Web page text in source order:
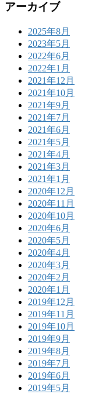
アーカイブ
2025年8月
2023年5月
2022年6月
2022年1月
2021年12月
2021年10月
2021年9月
2021年7月
2021年6月
2021年5月
2021年4月
2021年3月
2021年1月
2020年12月
2020年11月
2020年10月
2020年6月
2020年5月
2020年4月
2020年3月
2020年2月
2020年1月
2019年12月
2019年11月
2019年10月
2019年9月
2019年8月
2019年7月
2019年6月
2019年5月